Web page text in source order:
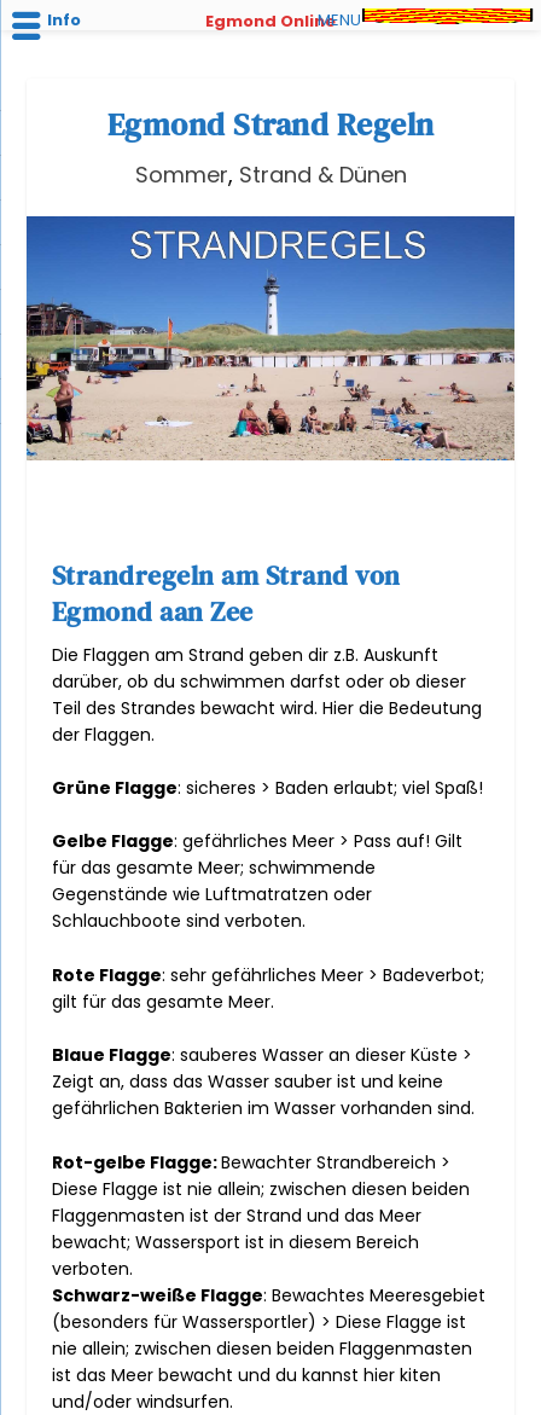
Egmond Strand Regeln
Sommer, Strand & Dünen
Strandregeln am Strand von
Egmond aan Zee
Die Flaggen am Strand geben dir z.B. Auskunft
darüber, ob du schwimmen darfst oder ob dieser
Teil des Strandes bewacht wird. Hier die Bedeutung
der Flaggen.
Grüne Flagge: sicheres > Baden erlaubt; viel Spaß!
Gelbe Flagge: gefährliches Meer > Pass auf! Gilt
für das gesamte Meer; schwimmende
Gegenstände wie Luftmatratzen oder
Schlauchboote sind verboten.
Rote Flagge: sehr gefährliches Meer > Badeverbot;
gilt für das gesamte Meer.
Blaue Flagge: sauberes Wasser an dieser Küste >
Zeigt an, dass das Wasser sauber ist und keine
gefährlichen Bakterien im Wasser vorhanden sind.
Rot-gelbe Flagge:Bewachter Strandbereich >
Diese Flagge ist nie allein; zwischen diesen beiden
Flaggenmasten ist der Strand und das Meer
bewacht; Wassersport ist in diesem Bereich
verboten.
Schwarz-weiße Flagge: Bewachtes Meeresgebiet
(besonders für Wassersportler) > Diese Flagge ist
nie allein; zwischen diesen beiden Flaggenmasten
ist das Meer bewacht und du kannst hier kiten
und/oder windsurfen.
Info Egmond OnlineMENU